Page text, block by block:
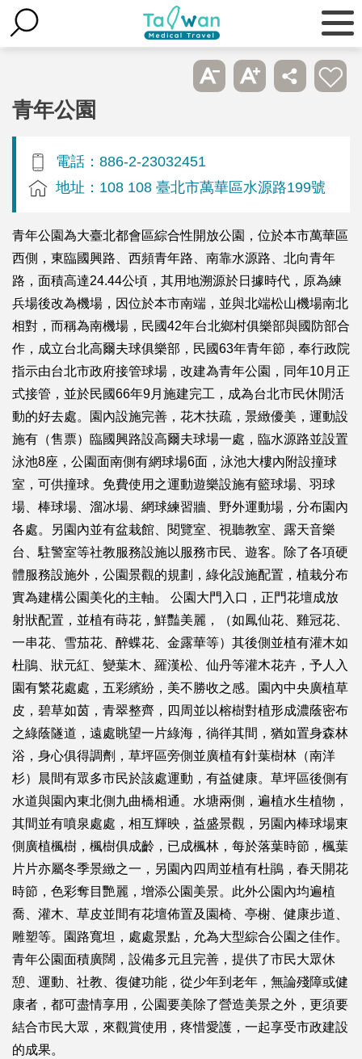
青年公園
電話：886-2-23032451
地址：108 108 臺北市萬華區水源路199號
青年公園為大臺北都會區綜合性開放公園，位於本市萬華區
西側，東臨國興路、西頻青年路、南靠水源路、北向青年
路，面積高達24.44公頃，其用地溯源於日據時代，原為練
兵場後改為機場，因位於本市南端，並與北端松山機場南北
相對，而稱為南機場，民國42年台北鄉村俱樂部與國防部合
作，成立台北高爾夫球俱樂部，民國63年青年節，奉行政院
指示由台北市政府接管球場，改建為青年公園，同年10月正
式接管，並於民國66年9月施建完工，成為台北市民休閒活
動的好去處。園內設施完善，花木扶疏，景緻優美，運動設
施有（售票）臨國興路設高爾夫球場一處，臨水源路並設置
泳池8座，公園面南側有網球場6面，泳池大樓內附設撞球
室，可供撞球。免費使用之運動遊樂設施有籃球場、羽球
場、棒球場、溜冰場、網球練習牆、野外運動場，分布園內
各處。另園內並有盆栽館、閱覽室、視聽教室、露天音樂
台、駐警室等社教服務設施以服務市民、遊客。除了各項硬
體服務設施外，公園景觀的規劃，綠化設施配置，植栽分布
實為建構公園美化的主軸。 公園大門入口，正門花壇成放
射狀配置，並植有蒔花，鮮豔美麗，（如鳳仙花、雞冠花、
一串花、雪茄花、醉蝶花、金露華等）其後側並植有灌木如
杜鵑、狀元紅、變葉木、羅漢松、仙丹等灌木花卉，予人入
園有繁花處處，五彩繽紛，美不勝收之感。園內中央廣植草
皮，碧草如茵，青翠整齊，四周並以榕樹對植形成濃蔭密布
之綠蔭隧道，遠處眺望一片綠海，徜徉其間，猶如置身森林
浴，身心俱得調劑，草坪區旁側並廣植有針葉樹林（南洋
杉）晨間有眾多市民於該處運動，有益健康。草坪區後側有
水道與園內東北側九曲橋相通。水塘兩側，遍植水生植物，
其間並有噴泉處處，相互輝映，益盛景觀，另園內棒球場東
側廣植楓樹，楓樹俱成齡，已成楓林，每於落葉時節，楓葉
片片亦屬冬季景緻之一，另園內四周並植有杜鵑，春天開花
時節，色彩奪目艷麗，增添公園美景。此外公園內均遍植
喬、灌木、草皮並間有花壇佈置及園椅、亭榭、健康步道、
雕塑等。園路寬坦，處處景點，允為大型綜合公園之佳作。
青年公園面積廣闊，設備多元且完善，提供了市民大眾休
憩、運動、社教、復健功能，從少年到老年，無論殘障或健
康者，都可盡情享用，公園要美除了營造美景之外，更須要
結合市民大眾，來觀賞使用，疼惜愛護，一起享受市政建設
的成果。